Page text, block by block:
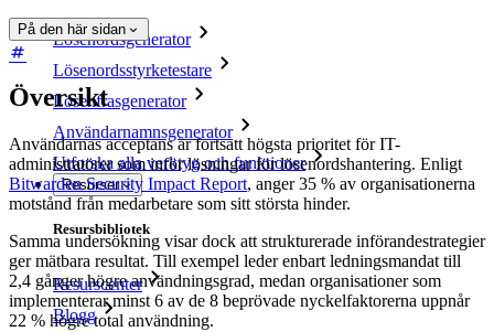
Lösenordsgenerator
Lösenordsstyrketestare
Lösenfrasgenerator
Användarnamnsgenerator
Utforska alla verktyg och funktioner
Resurser
Resursbibliotek
Resurscenter
Blogg
På den här sidan
Översikt
Användarnas acceptans är fortsatt högsta prioritet för IT-
administratörer som inför lösningar för lösenordshantering. Enligt
Bitwarden Security Impact Report, anger 35 % av organisationerna
motstånd från medarbetare som sitt största hinder.
Samma undersökning visar dock att strukturerade införandestrategier
ger mätbara resultat. Till exempel leder enbart ledningsmandat till
2,4 gånger högre användningsgrad, medan organisationer som
implementerar minst 6 av de 8 beprövade nyckelfaktorerna uppnår
22 % högre total användning.